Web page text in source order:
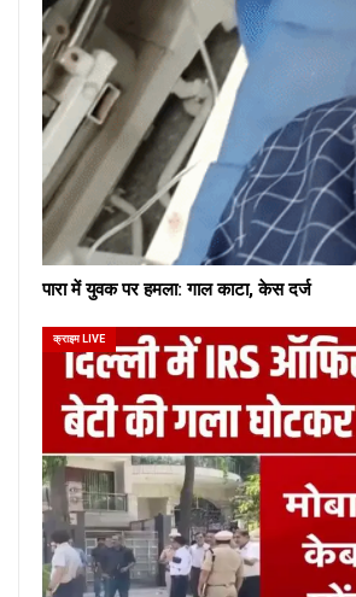
पारा में युवक पर हमला: गाल काटा, केस दर्ज
क्राइम LIVE